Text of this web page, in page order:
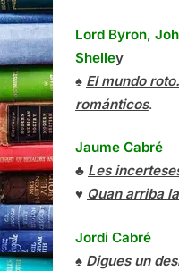
Lord Byron,
Shelley
♠ El mundo
románticos.
Jaume Cabré
♣ Les
♥ Quan arriba
Jordi Cabré
♠ Digues un